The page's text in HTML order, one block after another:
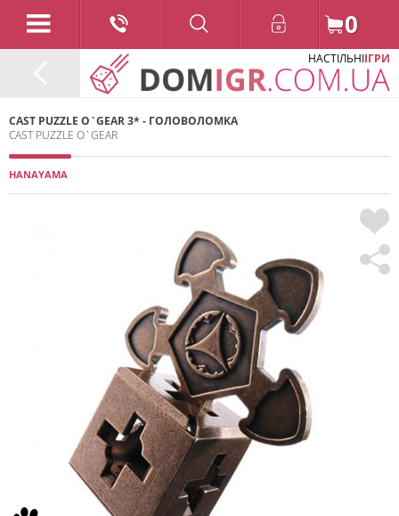
0
НАСТІЛЬНІІГРИ
CAST PUZZLE O`GEAR 3* - ГОЛОВОЛОМКА
CAST PUZZLE O`GEAR
HANAYAMA